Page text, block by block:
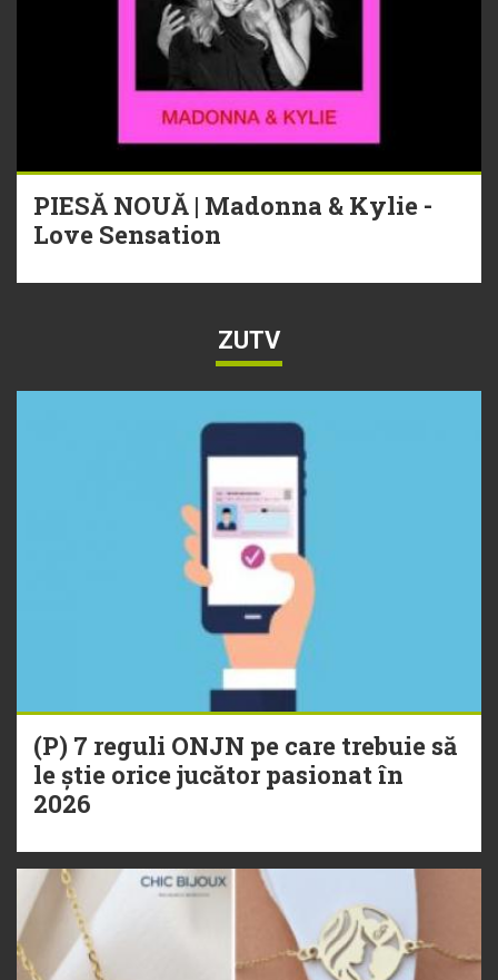
PIESĂ NOUĂ | Madonna & Kylie -
Love Sensation
ZUTV
(P) 7 reguli ONJN pe care trebuie să
le știe orice jucător pasionat în
2026